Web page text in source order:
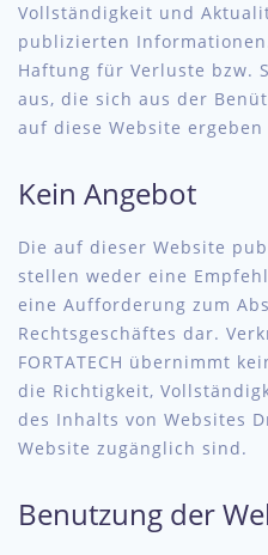
Vollständigkeit und
publizierten Informationen.
Haftung für Verluste bzw.
aus, die sich aus der
auf diese Website
Kein Angebot
Die auf dieser Website
stellen weder eine
eine Aufforderung zum
Rechtsgeschäftes dar.
FORTATECH übernimmt
die Richtigkeit,
des Inhalts von Websites
Website zugänglich sind.
Benutzung der